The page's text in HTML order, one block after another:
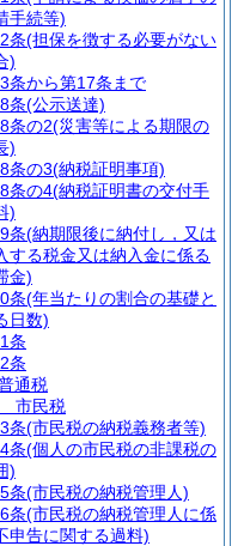
手続等)
条(担保を徴する必要がない
)
条から第17条まで
条(公示送達)
条の2(災害等による期限の
)
条の3(納税証明事項)
条の4(納税証明書の交付手
)
条(納期限後に納付し，又は
する税金又は納入金に係る
金)
条(年当たりの割合の基礎と
日数)
条
条
通税
市民税
条(市民税の納税義務者等)
条(個人の市民税の非課税の
)
条(市民税の納税管理人)
条(市民税の納税管理人に係
申告に関する過料)